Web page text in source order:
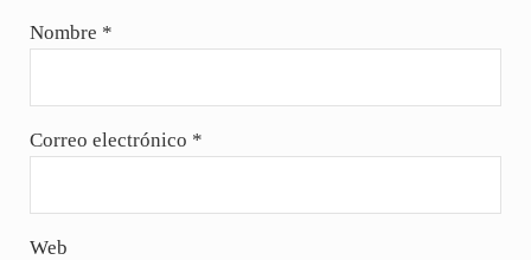
Nombre *
Correo electrónico *
Web